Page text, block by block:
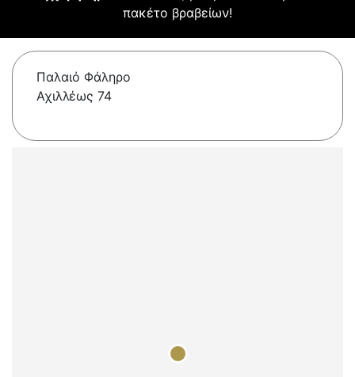
πακέτο βραβείων!
Παλαιό Φάληρο
Αχιλλέως 74